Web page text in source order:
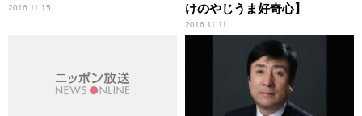
2016.11.15
けのやじうま好奇心】
2016.11.11